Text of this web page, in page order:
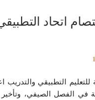
اتحاد
للتعليم التطبيقي والتدريب
في الفصل الصيفي،